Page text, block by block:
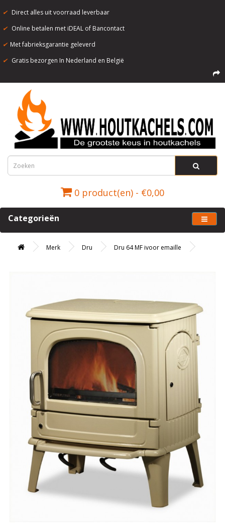
✔ Direct alles uit voorraad leverbaar
✔ Online betalen met iDEAL of Bancontact
✔ Met fabrieksgarantie geleverd
✔ Gratis bezorgen In Nederland en België
0 product(en) - €0,00
Categorieën
Merk Dru Dru 64 MF ivoor emaille